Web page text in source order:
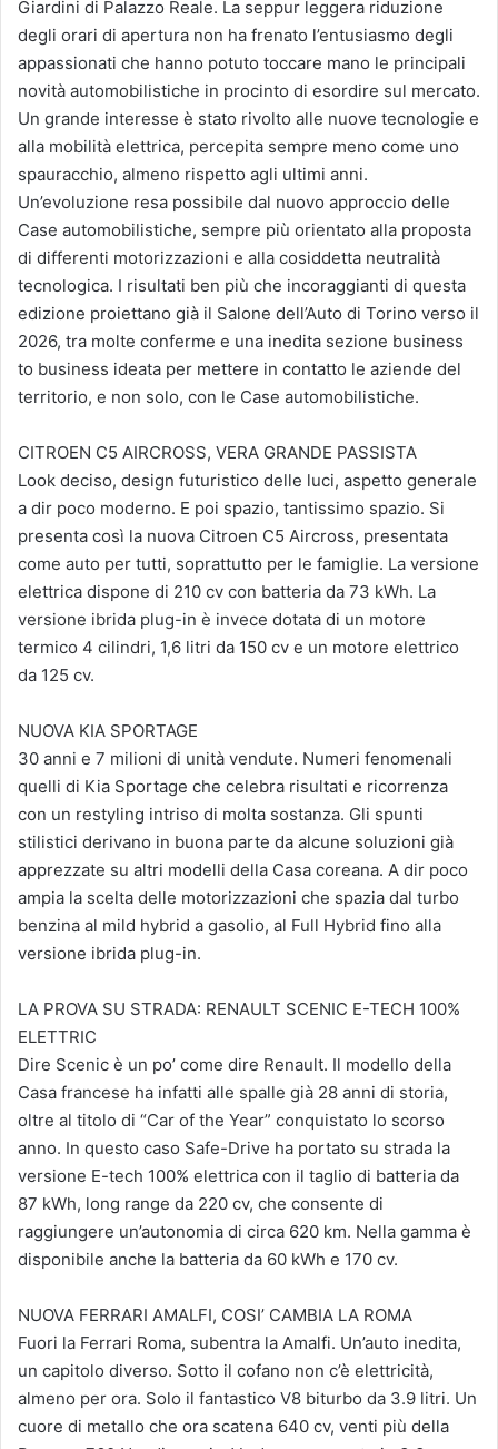
Giardini di Palazzo Reale. La seppur leggera riduzione
degli orari di apertura non ha frenato l’entusiasmo degli
appassionati che hanno potuto toccare mano le principali
novità automobilistiche in procinto di esordire sul mercato.
Un grande interesse è stato rivolto alle nuove tecnologie e
alla mobilità elettrica, percepita sempre meno come uno
spauracchio, almeno rispetto agli ultimi anni.
Un’evoluzione resa possibile dal nuovo approccio delle
Case automobilistiche, sempre più orientato alla proposta
di differenti motorizzazioni e alla cosiddetta neutralità
tecnologica. I risultati ben più che incoraggianti di questa
edizione proiettano già il Salone dell’Auto di Torino verso il
2026, tra molte conferme e una inedita sezione business
to business ideata per mettere in contatto le aziende del
territorio, e non solo, con le Case automobilistiche.
CITROEN C5 AIRCROSS, VERA GRANDE PASSISTA
Look deciso, design futuristico delle luci, aspetto generale
a dir poco moderno. E poi spazio, tantissimo spazio. Si
presenta così la nuova Citroen C5 Aircross, presentata
come auto per tutti, soprattutto per le famiglie. La versione
elettrica dispone di 210 cv con batteria da 73 kWh. La
versione ibrida plug-in è invece dotata di un motore
termico 4 cilindri, 1,6 litri da 150 cv e un motore elettrico
da 125 cv.
NUOVA KIA SPORTAGE
30 anni e 7 milioni di unità vendute. Numeri fenomenali
quelli di Kia Sportage che celebra risultati e ricorrenza
con un restyling intriso di molta sostanza. Gli spunti
stilistici derivano in buona parte da alcune soluzioni già
apprezzate su altri modelli della Casa coreana. A dir poco
ampia la scelta delle motorizzazioni che spazia dal turbo
benzina al mild hybrid a gasolio, al Full Hybrid fino alla
versione ibrida plug-in.
LA PROVA SU STRADA: RENAULT SCENIC E-TECH 100%
ELETTRIC
Dire Scenic è un po’ come dire Renault. Il modello della
Casa francese ha infatti alle spalle già 28 anni di storia,
oltre al titolo di “Car of the Year” conquistato lo scorso
anno. In questo caso Safe-Drive ha portato su strada la
versione E-tech 100% elettrica con il taglio di batteria da
87 kWh, long range da 220 cv, che consente di
raggiungere un’autonomia di circa 620 km. Nella gamma è
disponibile anche la batteria da 60 kWh e 170 cv.
NUOVA FERRARI AMALFI, COSI’ CAMBIA LA ROMA
Fuori la Ferrari Roma, subentra la Amalfi. Un’auto inedita,
un capitolo diverso. Sotto il cofano non c’è elettricità,
almeno per ora. Solo il fantastico V8 biturbo da 3.9 litri. Un
cuore di metallo che ora scatena 640 cv, venti più della